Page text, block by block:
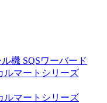
機 SQSワーバード
ルマートシリーズ
ルマートシリーズ